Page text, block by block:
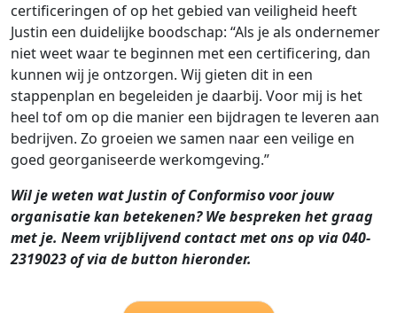
certificeringen of op het gebied van veiligheid heeft
Justin een duidelijke boodschap: “Als je als ondernemer
niet weet waar te beginnen met een certificering, dan
kunnen wij je ontzorgen. Wij gieten dit in een
stappenplan en begeleiden je daarbij. Voor mij is het
heel tof om op die manier een bijdragen te leveren aan
bedrijven. Zo groeien we samen naar een veilige en
goed georganiseerde werkomgeving.”
Wil je weten wat Justin of Conformiso voor jouw
organisatie kan betekenen? We bespreken het graag
met je. Neem vrijblijvend contact met ons op via 040-
2319023 of via de button hieronder.